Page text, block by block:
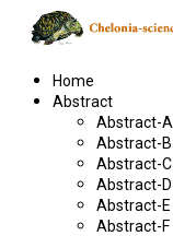
Home
Abstract
Abstract-A
Abstract-B
Abstract-C
Abstract-D
Abstract-E
Abstract-F